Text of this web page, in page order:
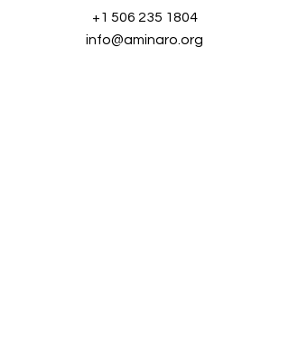
+1 506 235 1804
info@aminaro.org